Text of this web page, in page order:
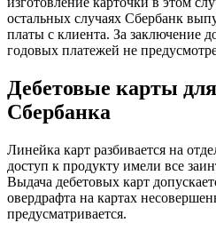
остальных случаях Сбербанк
платы с клиента. За заключение
годовых платежей не
Дебетовые карты
Сбербанка
Линейка карт разбивается на
доступ к продукту имели все
Выдача дебетовых карт
овердрафта на картах
предусматривается.